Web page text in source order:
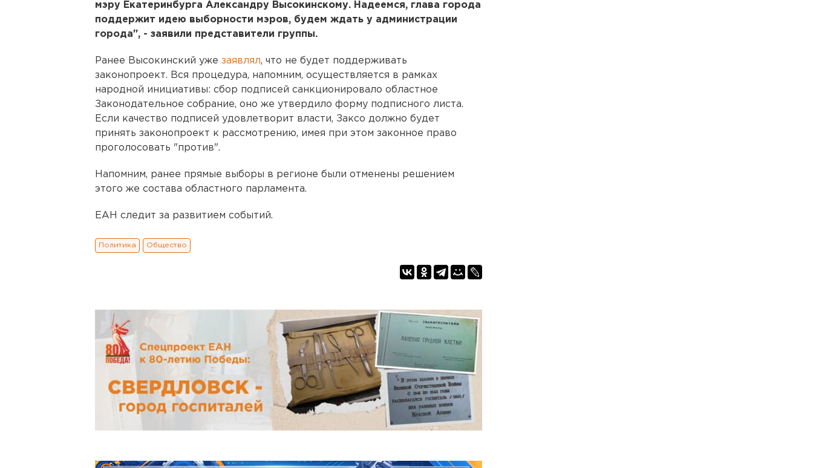
мэру Екатеринбурга Александру Высокинскому. Надеемся, глава города
поддержит идею выборности мэров, будем ждать у администрации
города", - заявили представители группы.
Ранее Высокинский уже заявлял, что не будет поддерживать
законопроект. Вся процедура, напомним, осуществляется в рамках
народной инициативы: сбор подписей санкционировало областное
Законодательное собрание, оно же утвердило форму подписного листа.
Если качество подписей удовлетворит власти, Заксо должно будет
принять законопроект к рассмотрению, имея при этом законное право
проголосовать "против".
Напомним, ранее прямые выборы в регионе были отменены решением
этого же состава областного парламента.
ЕАН следит за развитием событий.
Политика Общество